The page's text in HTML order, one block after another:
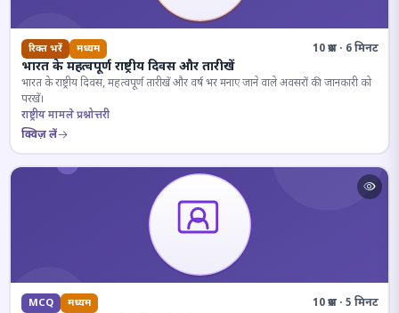
रिक्त भरें मध्यम 10 प्रश्न · 6 मिनट
भारत के महत्वपूर्ण राष्ट्रीय दिवस और तारीखें
भारत के राष्ट्रीय दिवस, महत्वपूर्ण तारीखें और वर्ष भर मनाए जाने वाले अवसरों की जानकारी को
परखें।
राष्ट्रीय मामले प्रश्नोत्तरी
क्विज़ लें
MCQ मध्यम 10 प्रश्न · 5 मिनट